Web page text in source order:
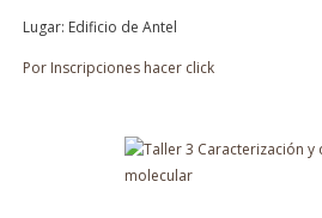
Lugar: Edificio de Antel
Por Inscripciones hacer click